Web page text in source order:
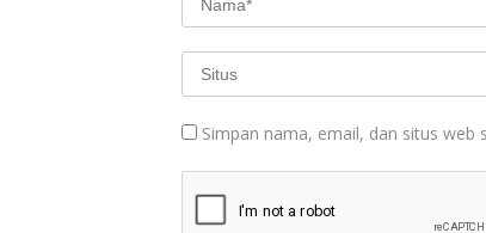
Simpan nama, email, dan situs web